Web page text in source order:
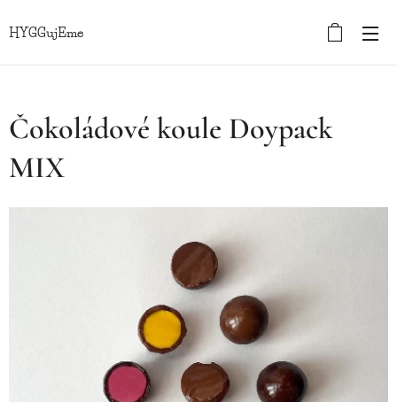
HYGGujEme
Čokoládové koule Doypack
MIX